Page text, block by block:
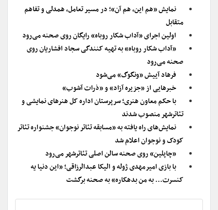
نمایش «هم این، هم آن»؛ در مسیر تعامل، همدلی و تفاهم
متقابل
اولین اجرای «آداب شکار روباه» رایگان روی صحنه می‌رود
«آداب شکار روباه» به تهیه کنندگی سجاد افشاریان روی
صحنه می‌رود
فرهاد آییش «ونگوگ» می‌شود
خبرهایی از «جزیره آزاد» و «ذرات آشوب»
با حکم معاون هنری؛ سرپرستان اداره کل هنرهای نمایشی و
تئاترشهر منصوب شدند
نمایش‌های راه یافته به «مسابقه تئاتر نوجوان» جشنواره تئاتر
کودک و نوجوان اعلام شد
«چاپلین» روی صحنه سالن اصلی تئاترشهر می‌رود
با بازی امیرمهدی ژوله و الیکا عبدالرزاقی؛ «این دنیا یه
کنسرت..‌. به من بدهکاره» به صحنه برگشت